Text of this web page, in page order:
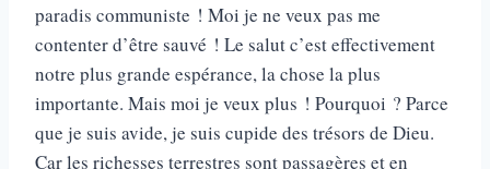
paradis communiste ! Moi je ne veux pas me
contenter d’être sauvé ! Le salut c’est effectivement
notre plus grande espérance, la chose la plus
importante. Mais moi je veux plus ! Pourquoi ? Parce
que je suis avide, je suis cupide des trésors de Dieu.
Car les richesses terrestres sont passagères et en